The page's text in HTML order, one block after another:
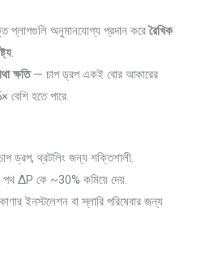
প্লাগগুলি অনুমানযোগ্য প্রদান করেরৈখিক
.
ক্ষতি— চাপ ড্রপ একই বোর আকারের
বেশি হতে পারে.
ড্রপ, থ্রটলিং জন্য শক্তিশালী.
পথ ΔP কে ~30% কমিয়ে দেয়.
ইনস্টলেশন বা স্লারি পরিষেবার জন্য